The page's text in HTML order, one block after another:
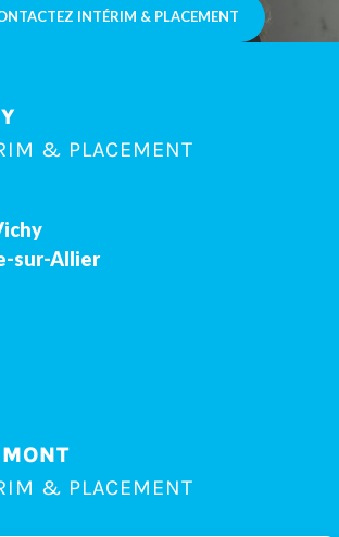
INTÉRIM & PLACEMENT
& PLACEMENT
sur-Allier
& PLACEMENT